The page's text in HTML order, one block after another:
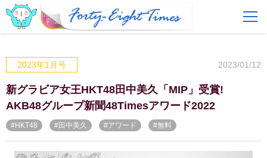
FAQ
ログイン 会員登録
2023年1月号 2023/01/12
新グラビア女王HKT48田中美久「MIP」受賞!
AKB48グループ新聞48Timesアワード2022
#HKT48 #田中美久 #アワード #無料